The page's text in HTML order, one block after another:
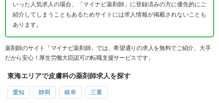
いった人気求人の場合、「マイナビ薬剤師」に登録済みの方に優先的にご
紹介してしまうこともあるためサイトには求人情報が掲載されないことも
あります。
薬剤師のサイト「マイナビ薬剤師」では、希望通りの求人を無料でご紹介。大手
だから安心！厚生労働大臣認可の転職支援サービスです。
東海エリアで皮膚科の薬剤師求人を探す
愛知 静岡 岐阜 三重